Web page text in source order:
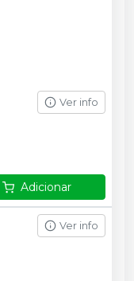
Ver info
Adicionar
Ver info